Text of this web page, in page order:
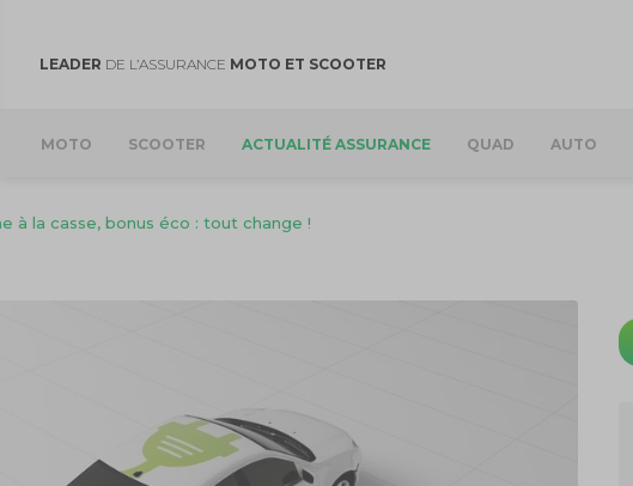
LEADER DE L’ASSURANCE MOTO ET SCOOTER
MOTO SCOOTER ACTUALITÉ ASSURANCE QUAD AUTO
à la casse, bonus éco : tout change !